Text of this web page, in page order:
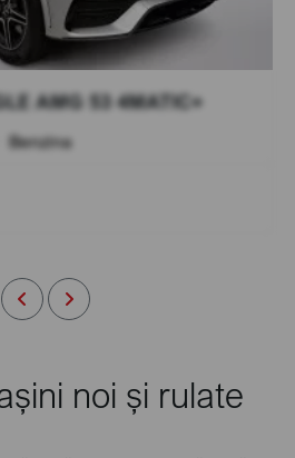
AMG 53 4MATIC+
Benzina
noi și rulate